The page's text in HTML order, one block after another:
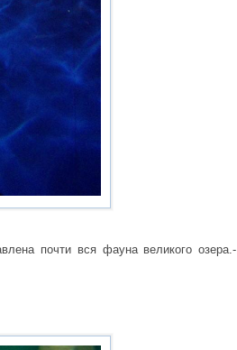
почти вся фауна великого озера.-